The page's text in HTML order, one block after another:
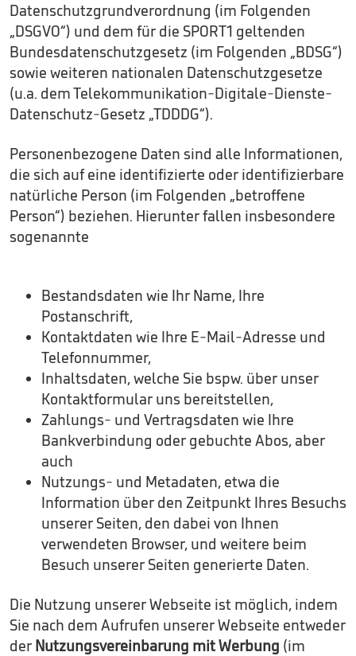
Datenschutzgrundverordnung (im Folgenden
„DSGVO“) und dem für die SPORT1 geltenden
Bundesdatenschutzgesetz (im Folgenden „BDSG“)
sowie weiteren nationalen Datenschutzgesetze
(u.a. dem Telekommunikation-Digitale-Dienste-
Datenschutz-Gesetz „TDDDG“).
Personenbezogene Daten sind alle Informationen,
die sich auf eine identifizierte oder identifizierbare
natürliche Person (im Folgenden „betroffene
Person“) beziehen. Hierunter fallen insbesondere
sogenannte
Bestandsdaten wie Ihr Name, Ihre
Postanschrift,
Kontaktdaten wie Ihre E-Mail-Adresse und
Telefonnummer,
Inhaltsdaten, welche Sie bspw. über unser
Kontaktformular uns bereitstellen,
Zahlungs- und Vertragsdaten wie Ihre
Bankverbindung oder gebuchte Abos, aber
auch
Nutzungs- und Metadaten, etwa die
Information über den Zeitpunkt Ihres Besuchs
unserer Seiten, den dabei von Ihnen
verwendeten Browser, und weitere beim
Besuch unserer Seiten generierte Daten.
Die Nutzung unserer Webseite ist möglich, indem
Sie nach dem Aufrufen unserer Webseite entweder
der Nutzungsvereinbarung mit Werbung (im